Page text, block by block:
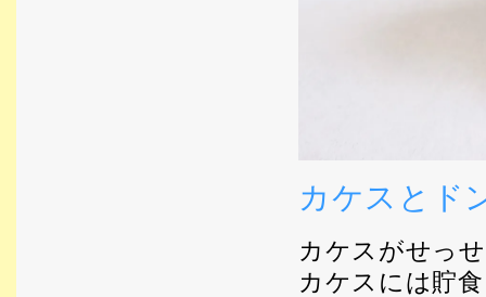
カケスとド
カケスがせっ
カケスには貯